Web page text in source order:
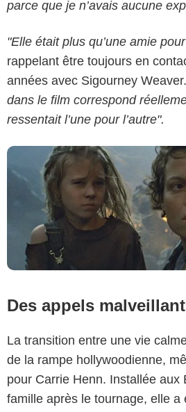
parce que je n’avais aucune
"Elle était plus qu’une amie
rappelant être toujours en
années avec Sigourney Weaver.
dans le film correspond
ressentait l’une pour l’autre".
Des appels
La transition entre une vie
de la rampe hollywoodienne,
pour Carrie Henn. Installée aux
famille après le tournage, elle a